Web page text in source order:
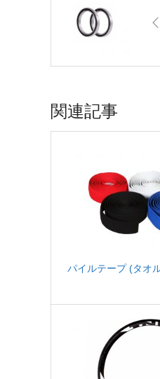
関連記事
パイルテープ (タオ